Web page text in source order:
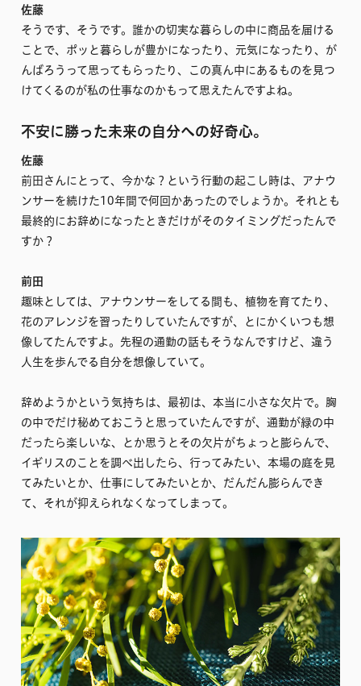
佐藤
そうです、そうです。誰かの切実な暮らしの中に商品を届ける
ことで、ポッと暮らしが豊かになったり、元気になったり、が
んばろうって思ってもらったり、この真ん中にあるものを見つ
けてくるのが私の仕事なのかもって思えたんですよね。
不安に勝った未来の自分への好奇心。
佐藤
前田さんにとって、今かな？という行動の起こし時は、アナウ
ンサーを続けた10年間で何回かあったのでしょうか。それとも
最終的にお辞めになったときだけがそのタイミングだったんで
すか？
前田
趣味としては、アナウンサーをしてる間も、植物を育てたり、
花のアレンジを習ったりしていたんですが、とにかくいつも想
像してたんですよ。先程の通勤の話もそうなんですけど、違う
人生を歩んでる自分を想像していて。
辞めようかという気持ちは、最初は、本当に小さな欠片で。胸
の中でだけ秘めておこうと思っていたんですが、通勤が緑の中
だったら楽しいな、とか思うとその欠片がちょっと膨らんで、
イギリスのことを調べ出したら、行ってみたい、本場の庭を見
てみたいとか、仕事にしてみたいとか、だんだん膨らんでき
て、それが抑えられなくなってしまって。